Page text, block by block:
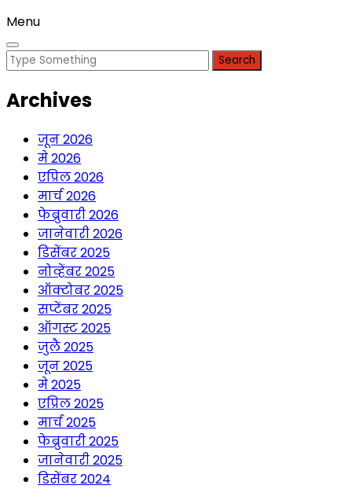
Menu
Search
Archives
जून 2026
मे 2026
एप्रिल 2026
मार्च 2026
फेब्रुवारी 2026
जानेवारी 2026
डिसेंबर 2025
नोव्हेंबर 2025
ऑक्टोबर 2025
सप्टेंबर 2025
ऑगस्ट 2025
जुलै 2025
जून 2025
मे 2025
एप्रिल 2025
मार्च 2025
फेब्रुवारी 2025
जानेवारी 2025
डिसेंबर 2024